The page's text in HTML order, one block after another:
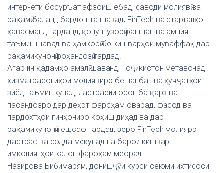
интернети босуръат афзоиш ёбад, саводи молиявӣ ва
рақамӣ баланд бардошта шавад, FinTech ва стартапҳо
ҳавасманд гарданд, қонунгузорӣ равшан ва амният
таъмин шавад ва ҳамкорӣ бо кишварҳои муваффақ дар
рақамикунонӣ роҳандозӣ гардад.
Агар ин қадамҳо амалӣ шаванд, Тоҷикистон метавонад
хизматрасониҳои молиявиро бе навбат ва ҳуҷҷатҳои
зиёд таъмин кунад, дастрасии осон ба қарз ва
пасандозро дар деҳот фароҳам оварад, фасод ва
пардохтҳои пинҳониро коҳиш диҳад ва дар
рақамикунонӣ пешсаф гардад, зеро FinTech молияро
дастрас ва содда мекунад ва барои кишвар
имкониятҳои калон фароҳам меорад.
Назирова Бибимарям, донишҷӯи курси сеюми ихтисоси